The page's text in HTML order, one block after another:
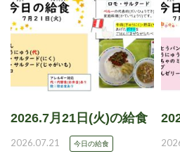
2026.7月21日(火)の給食
2026.07.21 今日の給食